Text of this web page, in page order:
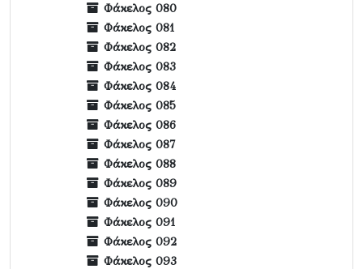
Φάκελος 080
Φάκελος 081
Φάκελος 082
Φάκελος 083
Φάκελος 084
Φάκελος 085
Φάκελος 086
Φάκελος 087
Φάκελος 088
Φάκελος 089
Φάκελος 090
Φάκελος 091
Φάκελος 092
Φάκελος 093